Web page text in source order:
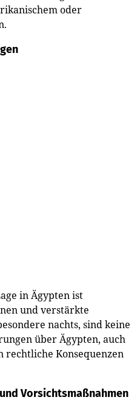
oder
in Ägypten ist
und verstärkte
nachts, sind keine
über Ägypten, auch
rechtliche Konsequenzen
Vorsichtsmaßnahmen